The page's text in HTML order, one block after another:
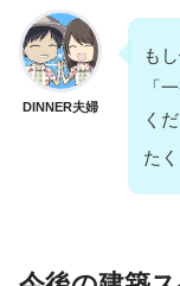
DINNER夫婦
も
「
く
た